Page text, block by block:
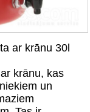
ar krānu 30l
krānu, kas
un